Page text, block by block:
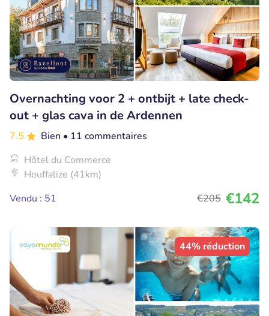
Overnachting voor 2 + ontbijt + late check-
out + glas cava in de Ardennen
7.5 Bien • 11 commentaires
Hôtel du Commerce
Houffalize (41km)
Vendu : 51
€205 €142
44% réduction